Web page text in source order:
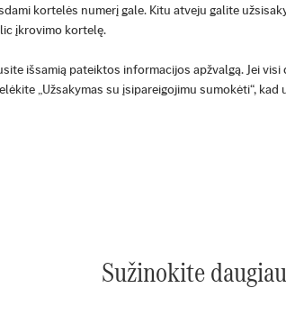
kortelės numerį gale. Kitu atveju galite
įkrovimo kortelę.
išsamią pateiktos informacijos apžvalgą. Jei
„Užsakymas su įsipareigojimu sumokėti“, kad
Sužinokite